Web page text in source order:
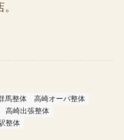
馬整体
高崎オーパ整体
高崎出張整体
整体